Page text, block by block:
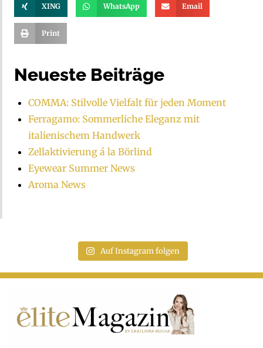
XING WhatsApp Email
Print
Neueste Beiträge
COMMA: Stilvolle Vielfalt für jeden Moment
Ferragamo: Sommerliche Eleganz mit
italienischem Handwerk
Zellaktivierung á la Börlind
Eyewear Summer News
Aroma News
Auf Instagram folgen